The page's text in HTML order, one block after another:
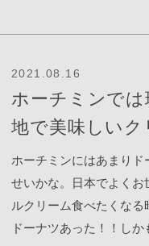
区・日本人街】住所：8
Lung, Bến Nghé, Quận 1,
区・日本人街】住所：
Thánh Tôn ラーメン暖暮
【1区・日本人街】住所
Hẻm Lê Thánh Tôn ラー
Xuân Thủy, Thảo Điền,
区】住所：14n Đ. Quốc
2021.08.16
ホーチミンで
地で美味しいク
ホーチミンにはあまり
せいかな。日本でよく
ルクリーム食べたくな
ドーナツあった！！し